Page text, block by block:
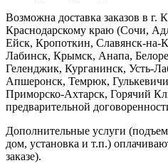
Возможна доставка заказов в г.
Краснодарскому краю (Сочи,
Ейск, Кропоткин, Славянск-на-
Лабинск, Крымск, Анапа,
Геленджик, Курганинск, Усть-
Апшеронск, Темрюк,
Приморско-Ахтарск, Горячий
предварительной
Дополнительные услуги
дом, установка и т.п.)
заказе).